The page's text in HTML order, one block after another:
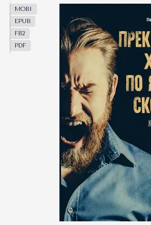
MOBI
EPUB
FB2
PDF